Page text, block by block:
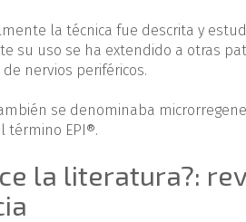
la técnica fue descrita y
su uso se ha extendido a otras
nervios periféricos.
se denominaba
término EPI®.
la literatura?: